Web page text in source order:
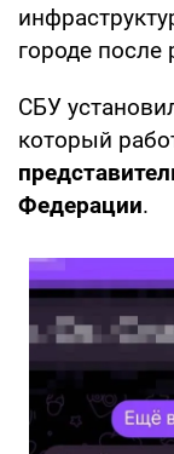
городе после
СБУ
который
Федерации.